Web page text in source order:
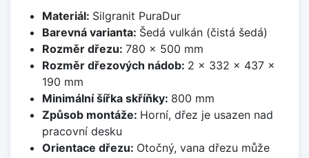
Materiál: Silgranit PuraDur
Barevná varianta: Šedá vulkán (čistá šedá)
Rozměr dřezu: 780 x 500 mm
Rozměr dřezových nádob: 2 x 332 x 437 x
190 mm
Minimální šířka skříňky: 800 mm
Způsob montáže: Horní, dřez je usazen nad
pracovní desku
Orientace dřezu: Otočný, vana dřezu může